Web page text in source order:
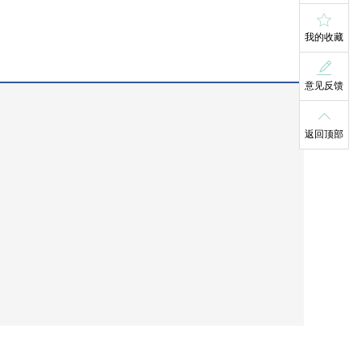
我的收藏
意见反馈
返回顶部